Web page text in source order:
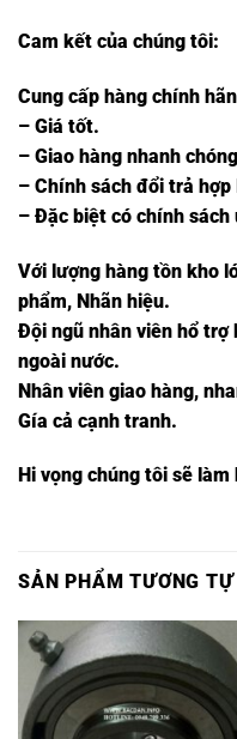
Cam kết của chúng tôi:
Cung cấp hàng chính
– Giá tốt.
– Giao hàng nhanh
– Chính sách đổi trả hợp
– Đặc biệt có chính
Với lượng hàng tồn kho
phẩm, Nhãn hiệu.
Đội ngũ nhân viên hổ
ngoài nước.
Nhân viên giao hàng,
Gía cả cạnh tranh.
Hi vọng chúng tôi sẽ
SẢN PHẨM TƯƠNG TỰ